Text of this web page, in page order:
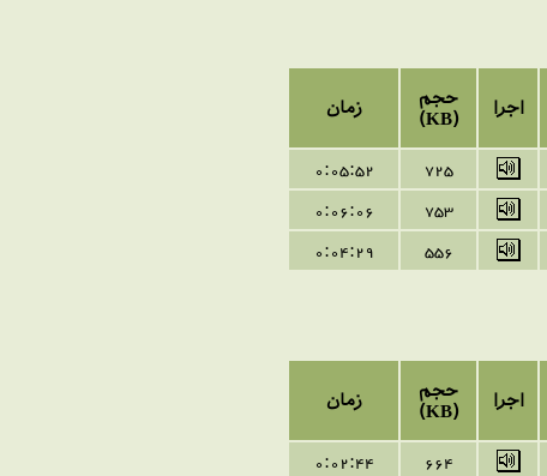
اجرا
حجم
(KB)
زمان
725
0:05:52
753
0:06:06
556
0:04:29
اجرا
حجم
(KB)
زمان
664
0:02:44